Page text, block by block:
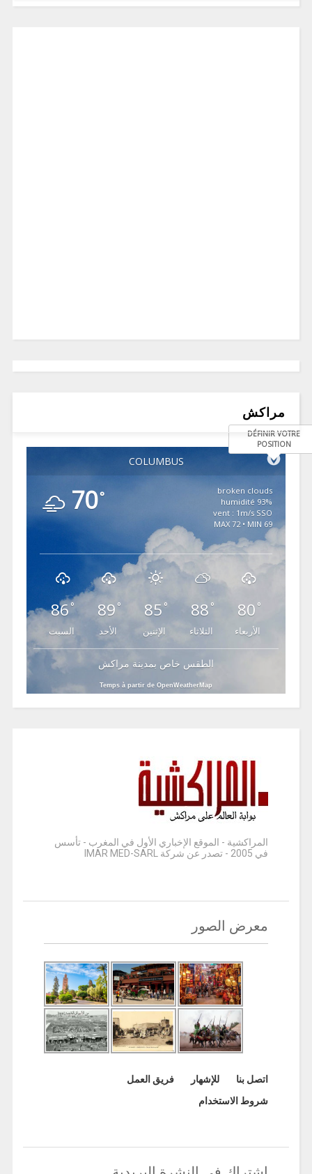
مراكش
COLUMBUS
DÉFINIR VOTRE
POSITION
70°
broken clouds
93% humidité
vent : 1m/s SSO
MAX 72 • MIN 69
86°
السبت
89 °
الأحد
85°
الإثنين
88 °
الثلاثاء
80 °
الأربعاء
الطقس خاص بمدينة مراكش
Temps à partir de OpenWeatherMap
المراكشية - الموقع الإخباري الأول في المغرب - تأسس
في 2005 - تصدر عن شركة IMAR MED-SARL
معرض الصور
اتصل بنا للإشهار
فريق العمل
شروط الاستخدام